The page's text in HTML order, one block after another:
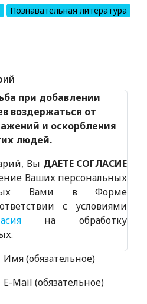
Познавательная литература
при добавлении
воздержаться от
и оскорбления
людей.
Вы ДАЕТЕ СОГЛАСИЕ
Ваших персональных
Вами в Форме
с условиями
на обработку
Имя (обязательное)
E-Mail (обязательное)